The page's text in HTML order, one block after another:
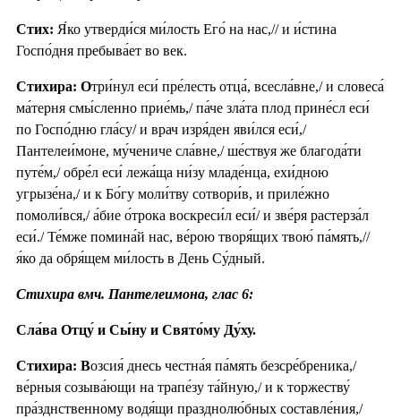
Стих: Я́ко утверди́ся ми́лость Его́ на нас,// и и́стина
Госпо́дня пребыва́ет во век.
Стихира: Отри́нул еси́ пре́лесть отца́, всесла́вне,/ и словеса́
ма́терня смы́сленно прие́мь,/ па́че зла́та плод прине́сл еси́
по Госпо́дню гла́су/ и врач изря́ден яви́лся еси́,/
Пантелеи́моне, му́чениче сла́вне,/ ше́ствуя же благода́ти
путе́м,/ обре́л еси́ лежа́ща ни́зу младе́нца, ехи́дною
угрызе́на,/ и к Бо́гу моли́тву сотвори́в, и приле́жно
помоли́вся,/ а́бие о́трока воскреси́л еси́/ и зве́ря растерза́л
еси́./ Те́мже помина́й нас, ве́рою творя́щих твою́ па́мять,//
я́ко да обря́щем ми́лость в День Су́дный.
Стихира вмч. Пантелеимона, глас 6:
Сла́ва Отцу́ и Сы́ну и Свято́му Ду́ху.
Стихира: Возсия́ днесь честна́я па́мять безсре́бреника,/
ве́рныя созыва́ющи на трапе́зу та́йную,/ и к торжеству́
пра́зднственному водя́щи празднолю́бных составле́ния,/